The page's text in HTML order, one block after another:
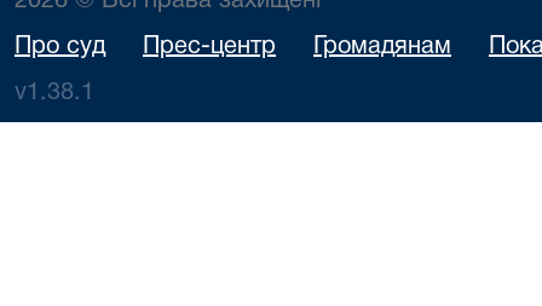
Про суд Прес-центр Громадянам
v1.38.1